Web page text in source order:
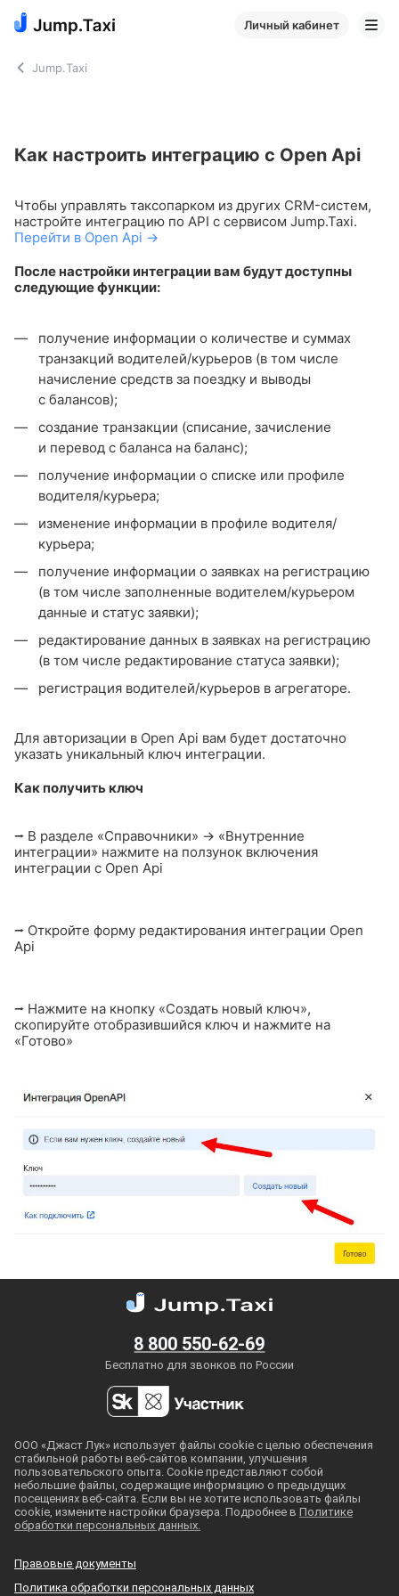
Личный кабинет
Jump.Taxi
Как настроить интеграцию с Open Api
Чтобы управлять таксопарком из других CRM-систем,
настройте интеграцию по API с сервисом Jump.Taxi.
Перейти в Open Api →
После настройки интеграции вам будут доступны
следующие функции:
получение информации о количестве и суммах
транзакций водителей/курьеров (в том числе
начисление средств за поездку и выводы
с балансов);
создание транзакции (списание, зачисление
и перевод с баланса на баланс);
получение информации о списке или профиле
водителя/курьера;
изменение информации в профиле водителя/
курьера;
получение информации о заявках на регистрацию
(в том числе заполненные водителем/курьером
данные и статус заявки);
редактирование данных в заявках на регистрацию
(в том числе редактирование статуса заявки);
регистрация водителей/курьеров в агрегаторе.
Для авторизации в Open Api вам будет достаточно
указать уникальный ключ интеграции.
Как получить ключ
⭢ В разделе «Справочники» → «Внутренние
интеграции» нажмите на ползунок включения
интеграции с Open Api
⭢ Откройте форму редактирования интеграции Open
Api
⭢ Нажмите на кнопку «Создать новый ключ»,
скопируйте отобразившийся ключ и нажмите на
«Готово»
8 800 550-62-69
Бесплатно для звонков по России
ООО «Джаст Лук» использует файлы cookie с целью обеспечения
стабильной работы веб-сайтов компании, улучшения
пользовательского опыта. Cookie представляют собой
небольшие файлы, содержащие информацию о предыдущих
посещениях веб-сайта . Если вы не хотите использовать файлы
cookie, измените настройки браузера. Подробнее в Политике
обработки персональных данных.
Правовые документы
Политика обработки персональных данных